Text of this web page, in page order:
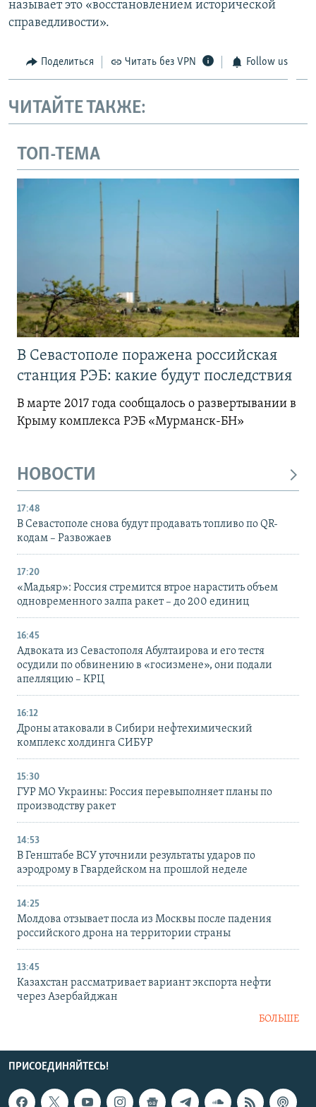
называет это «восстановлением исторической
справедливости».
Поделиться Читать без VPN Follow us
ЧИТАЙТЕ ТАКЖЕ:
ТОП-ТЕМА
В Севастополе поражена российская
станция РЭБ: какие будут последствия
В марте 2017 года сообщалось о развертывании в
Крыму комплекса РЭБ «Мурманск-БН»
НОВОСТИ
17:48
В Севастополе снова будут продавать топливо по QR-
кодам – Развожаев
17:20
«Мадьяр»: Россия стремится втрое нарастить объем
одновременного залпа ракет – до 200 единиц
16:45
Адвоката из Севастополя Абултаирова и его тестя
осудили по обвинению в «госизмене», они подали
апелляцию – КРЦ
16:12
Дроны атаковали в Сибири нефтехимический
комплекс холдинга СИБУР
15:30
ГУР МО Украины: Россия перевыполняет планы по
производству ракет
14:53
В Генштабе ВСУ уточнили результаты ударов по
аэродрому в Гвардейском на прошлой неделе
14:25
Молдова отзывает посла из Москвы после падения
российского дрона на территории страны
13:45
Казахстан рассматривает вариант экспорта нефти
через Азербайджан
БОЛЬШЕ
ПРИСОЕДИНЯЙТЕСЬ!